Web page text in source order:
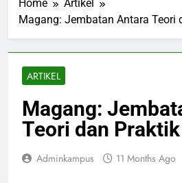
Home
Artikel
Magang: Jembatan Antara Teori
ARTIKEL
Magang:
Teori dan
Adminkampus 11 Months Ago